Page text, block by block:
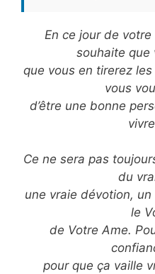
En ce jour de
souhaite que
que vous en tirerez
vous
d’être une bonne
Ce ne sera pas
du
une vraie dévotion,
le
de Votre Ame.
pour que ça vaille